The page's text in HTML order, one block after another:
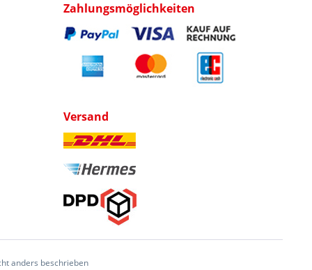
Zahlungsmöglichkeiten
Versand
anders beschrieben